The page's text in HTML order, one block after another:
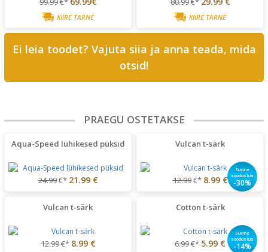
KIIRE TARNE KIIRE TARNE
Ei leia toodet? Vajuta siia ja anna teada, mida
otsid!
PRAEGU OSTETAKSE
Aqua-Speed lühikesed püksid
24.99€* 21.99 €
Vulcan t-särk
Suvine
soodustus
-30%
12.99€* 8.99 €
Vulcan t-särk
12.99€* 8.99 €
Cotton t-särk
Suvine
soodustus
-14%
6.99€* 5.99 €